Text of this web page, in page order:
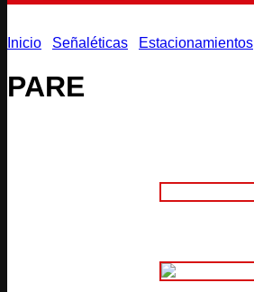
Inicio Señaléticas Estacionamientos
PARE